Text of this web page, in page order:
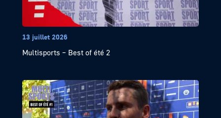
13 juillet 2026
Multisports – Best of été 2